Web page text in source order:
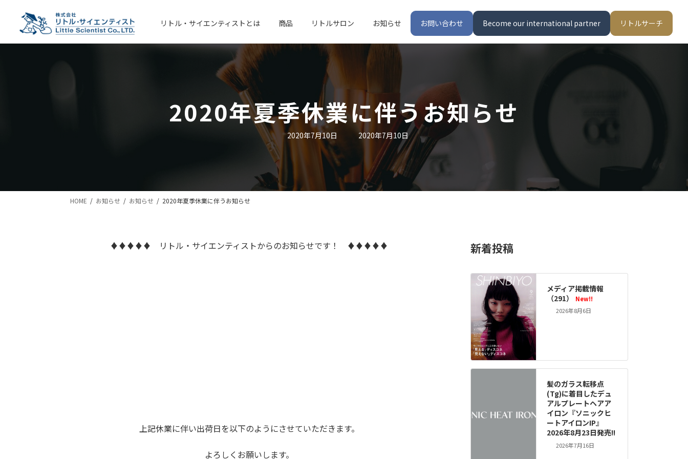
ン
ー
リトル・サイエンティストとは 商品 リトルサロン お知らせ お問い合わせ Become our international partner リトルサーチ
2020年夏季休業に伴うお知らせ
2020年7月10日 最
終
日
2020年7月10日
HOME お知らせ お知らせ 2020年夏季休業に伴うお知らせ
♦♦♦♦♦ リトル・サイエンティストからのお知らせです！ ♦♦♦♦♦
上記休業に伴い出荷日を以下のようにさせていただきます。
よろしくお願いします。
新着投稿
メディア掲載情報
（291）
New!!
2026年8月6日
髪のガラス転移点
(Tg)に着目したデュ
アルプレートヘアア
イロン『ソニックヒ
ートアイロンIP』
2026年8月23日発売!!
2026年7月16日